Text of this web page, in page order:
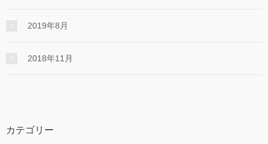
2019年8月
2018年11月
カテゴリー